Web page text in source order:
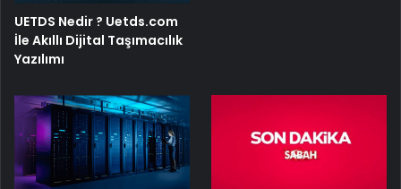
UETDS Nedir ? Uetds.com
İle Akıllı Dijital Taşımacılık
Yazılımı